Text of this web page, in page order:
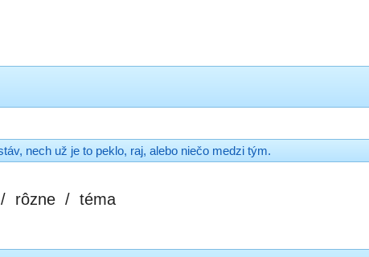
nech už je to peklo, raj, alebo niečo medzi tým.
/ rôzne / téma